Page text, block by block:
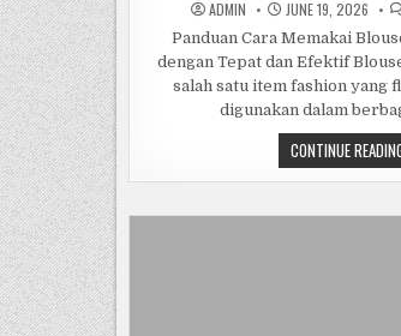
ADMIN JUNE 19, 2026
Panduan Cara Memakai
dengan Tepat dan Efektif
salah satu item fashion yang
digunakan dalam
CONTINUE